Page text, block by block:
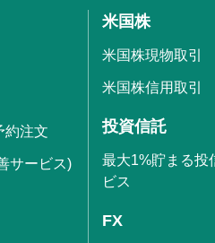
約注文
サービス)
米国株
米国株現物取引
米国株信用取引
投資信託
最大1%貯まる投
ビス
FX